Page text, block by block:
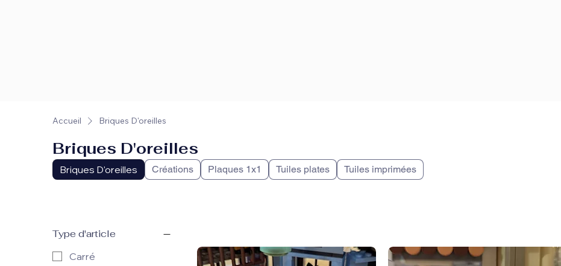
Accueil Briques D'oreilles
Briques D'oreilles
Briques D'oreilles Créations Plaques 1x1 Tuiles plates Tuiles imprimées
Type d'article
Carré